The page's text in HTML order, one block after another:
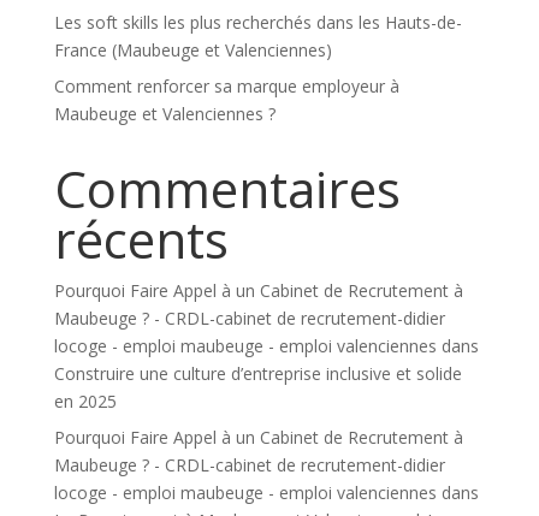
Les soft skills les plus recherchés dans les Hauts-de-
France (Maubeuge et Valenciennes)
Comment renforcer sa marque employeur à
Maubeuge et Valenciennes ?
Commentaires
récents
Pourquoi Faire Appel à un Cabinet de Recrutement à
Maubeuge ? - CRDL-cabinet de recrutement-didier
locoge - emploi maubeuge - emploi valenciennes dans
Construire une culture d’entreprise inclusive et solide
en 2025
Pourquoi Faire Appel à un Cabinet de Recrutement à
Maubeuge ? - CRDL-cabinet de recrutement-didier
locoge - emploi maubeuge - emploi valenciennes dans